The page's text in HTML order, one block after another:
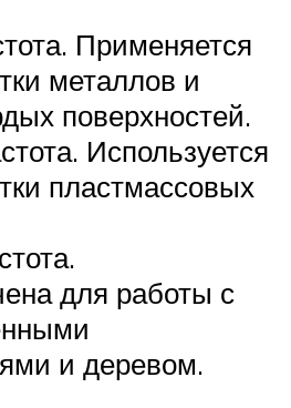
Применяется
металлов и
поверхностей.
Используется
пластмассовых
для работы с
и деревом.